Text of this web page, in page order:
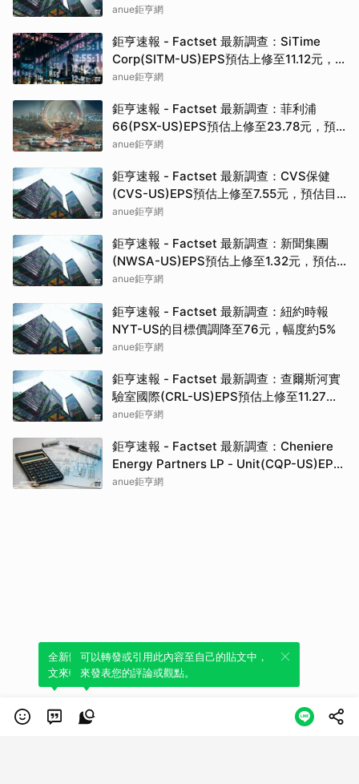
預估目標價為255.00元
anue鉅亨網
鉅亨速報 - Factset 最新調查：SiTime
Corp(SITM-US)EPS預估上修至11.12元，
預估目標價為875.00元
anue鉅亨網
鉅亨速報 - Factset 最新調查：菲利浦
66(PSX-US)EPS預估上修至23.78元，預
估目標價為216.50元
anue鉅亨網
鉅亨速報 - Factset 最新調查：CVS保健
(CVS-US)EPS預估上修至7.55元，預估目
標價為113.00元
anue鉅亨網
鉅亨速報 - Factset 最新調查：新聞集團
(NWSA-US)EPS預估上修至1.32元，預估
目標價為36.00元
anue鉅亨網
鉅亨速報 - Factset 最新調查：紐約時報
NYT-US的目標價調降至76元，幅度約5%
anue鉅亨網
鉅亨速報 - Factset 最新調查：查爾斯河實
驗室國際(CRL-US)EPS預估上修至11.27
元，預估目標價為282.00元
anue鉅亨網
鉅亨速報 - Factset 最新調查：Cheniere
Energy Partners LP - Unit(CQP-US)EPS
預估上修至4.08元，預估目標價為62.00元
anue鉅亨網
全新體驗！一鍵引用此內容，透過發布貼
文來輕鬆表達個人立場。
可以轉發或引用此內容至自己的貼文中，
來發表您的評論或觀點。